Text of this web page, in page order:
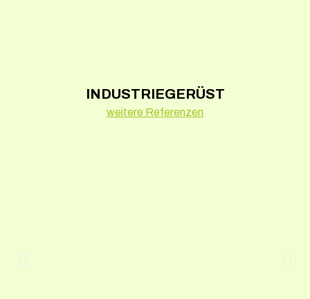
INDUSTRIEGERÜST
weitere Referenzen